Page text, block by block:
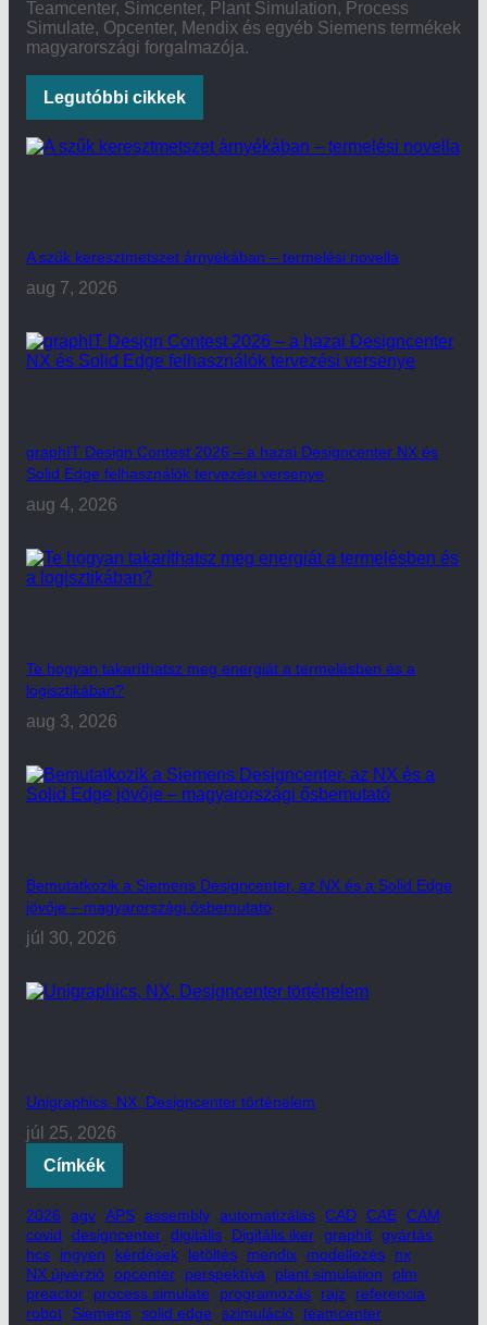
Teamcenter, Simcenter, Plant Simulation, Process
Simulate, Opcenter, Mendix és egyéb Siemens termékek
magyarországi forgalmazója.
Legutóbbi cikkek
A szűk keresztmetszet árnyékában – termelési novella
aug 7, 2026
graphIT Design Contest 2026 – a hazai Designcenter NX és
Solid Edge felhasználók tervezési versenye
aug 4, 2026
Te hogyan takaríthatsz meg energiát a termelésben és a
logisztikában?
aug 3, 2026
Bemutatkozik a Siemens Designcenter, az NX és a Solid Edge
jövője – magyarországi ősbemutató
júl 30, 2026
Unigraphics, NX, Designcenter történelem
júl 25, 2026
Címkék
2026 agv APS assembly automatizálás CAD CAE CAM
covid
designcenter digitális Digitális iker graphit gyártás
hcs
ingyen kérdések letöltés mendix modellezés
nx
NX újverzió opcenter perspektíva plant simulation
plm
preactor
process simulate programozás rajz
referencia
robot
Siemens solid edge szimuláció teamcenter